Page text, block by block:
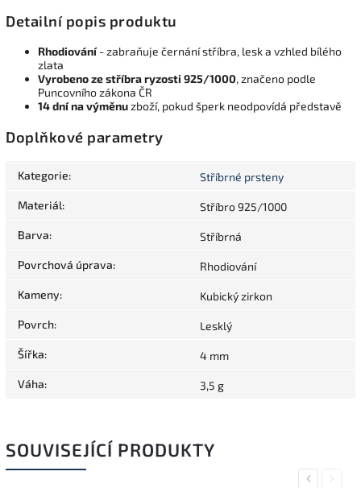
Detailní popis produktu
Rhodiování- zabraňuje černání stříbra, lesk a vzhled bílého
zlata
Vyrobeno ze stříbra ryzosti 925/1000, značeno podle
Puncovního zákona ČR
14 dní na výměnuzboží, pokud šperk neodpovídá představě
Doplňkové parametry
Kategorie: Stříbrné prsteny
Materiál: Stříbro 925/1000
Barva: Stříbrná
Povrchová úprava: Rhodiování
Kameny: Kubický zirkon
Povrch: Lesklý
Šířka: 4 mm
Váha: 3,5 g
SOUVISEJÍCÍ PRODUKTY
PreviousNext